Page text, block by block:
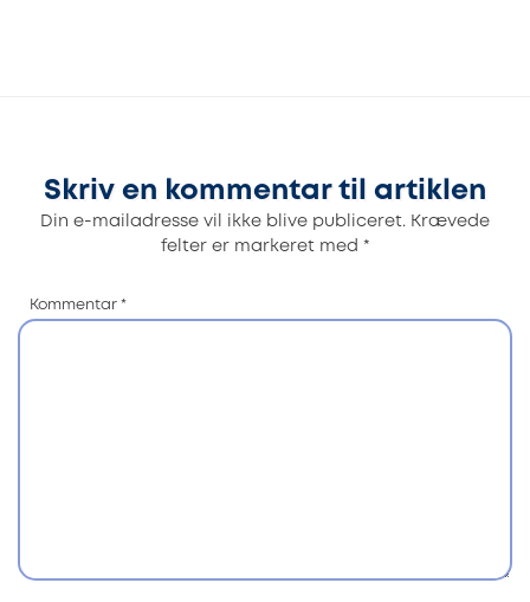
Skriv en kommentar til artiklen
Din e-mailadresse vil ikke blive publiceret. Krævede
felter er markeret med *
Kommentar *